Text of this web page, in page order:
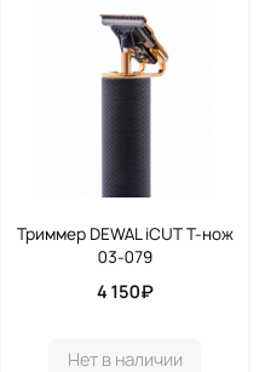
Триммер DEWAL iCUT Т-нож
03-079
4 150₽
Нет в наличии